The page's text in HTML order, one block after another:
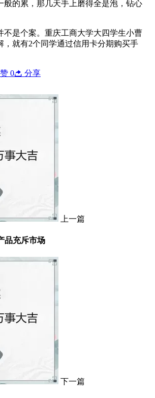
般的累，那几天手上磨得全是泡，钻心
不是个案。重庆工商大学大四学生小曹
，就有2个同学通过信用卡分期购买手
0 分享
上一篇
品充斥市场
下一篇